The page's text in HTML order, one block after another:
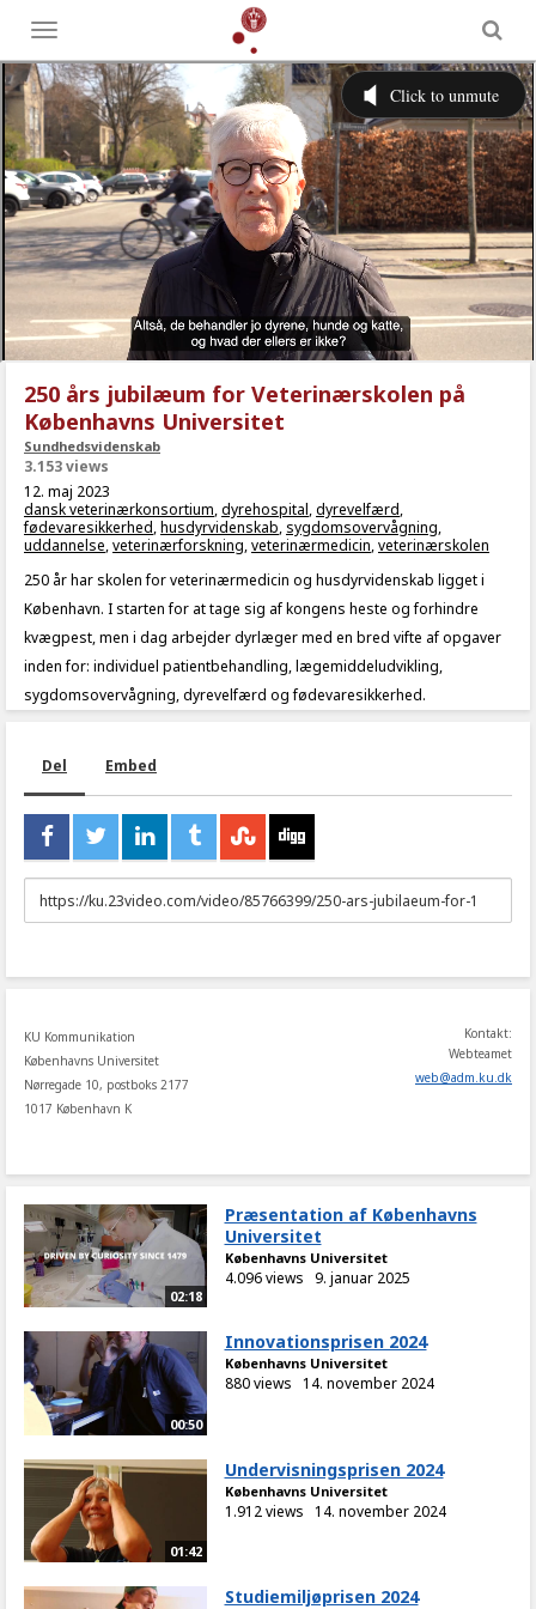
Toggle
menu
250 års jubilæum for Veterinærskolen på
Københavns Universitet
Sundhedsvidenskab
3.153 views
12. maj 2023
dansk veterinærkonsortium,dyrehospital,dyrevelfærd,
fødevaresikkerhed,husdyrvidenskab, sygdomsovervågning,
uddannelse,veterinærforskning,veterinærmedicin,veterinærskolen
250 år har skolen for veterinærmedicin og husdyrvidenskab ligget i
København. I starten for at tage sig af kongens heste og forhindre
kvægpest, men i dag arbejder dyrlæger med en bred vifte af opgaver
inden for: individuel patientbehandling, lægemiddeludvikling,
sygdomsovervågning, dyrevelfærd og fødevaresikkerhed.
Del Embed
URL
to
KU Kommunikation
Københavns Universitet
Nørregade 10, postboks 2177
1017 København K
Kontakt:
Webteamet
web@adm.ku.dk
02:18
Præsentation af Københavns
Universitet
Københavns Universitet
4.096 views 9. januar 2025
00:50
Innovationsprisen 2024
Københavns Universitet
880 views 14. november 2024
01:42
Undervisningsprisen 2024
Københavns Universitet
1.912 views 14. november 2024
Studiemiljøprisen 2024